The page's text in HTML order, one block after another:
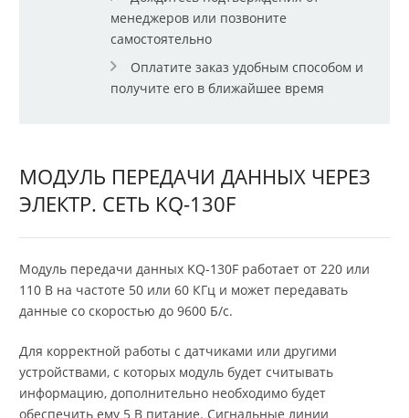
менеджеров или позвоните
самостоятельно
Оплатите заказ удобным способом и
получите его в ближайшее время
МОДУЛЬ ПЕРЕДАЧИ ДАННЫХ ЧЕРЕЗ
ЭЛЕКТР. СЕТЬ KQ-130F
Модуль передачи данных KQ-130F работает от 220 или
110 В на частоте 50 или 60 КГц и может передавать
данные со скоростью до 9600 Б/с.
Для корректной работы с датчиками или другими
устройствами, с которых модуль будет считывать
информацию, дополнительно необходимо будет
обеспечить ему 5 В питание. Сигнальные линии